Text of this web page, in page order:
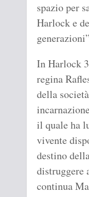
spazio per
Harlock e
In Harlock
regina
della
il quale ha
vivente
destino
distruggere
continua